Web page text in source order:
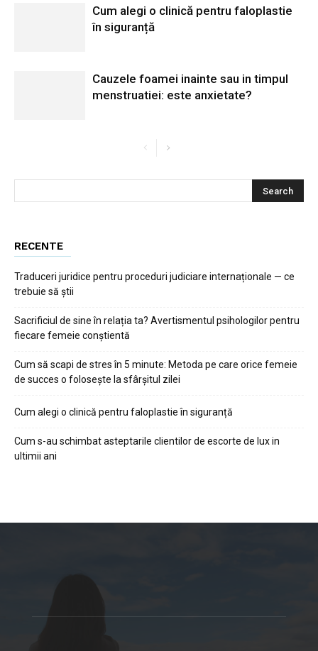
Cum alegi o clinică pentru faloplastie
în siguranță
Cauzele foamei inainte sau in timpul
menstruatiei: este anxietate?
RECENTE
Traduceri juridice pentru proceduri judiciare internaționale — ce
trebuie să știi
Sacrificiul de sine în relația ta? Avertismentul psihologilor pentru
fiecare femeie conștientă
Cum să scapi de stres în 5 minute: Metoda pe care orice femeie
de succes o folosește la sfârșitul zilei
Cum alegi o clinică pentru faloplastie în siguranță
Cum s-au schimbat asteptarile clientilor de escorte de lux in
ultimii ani